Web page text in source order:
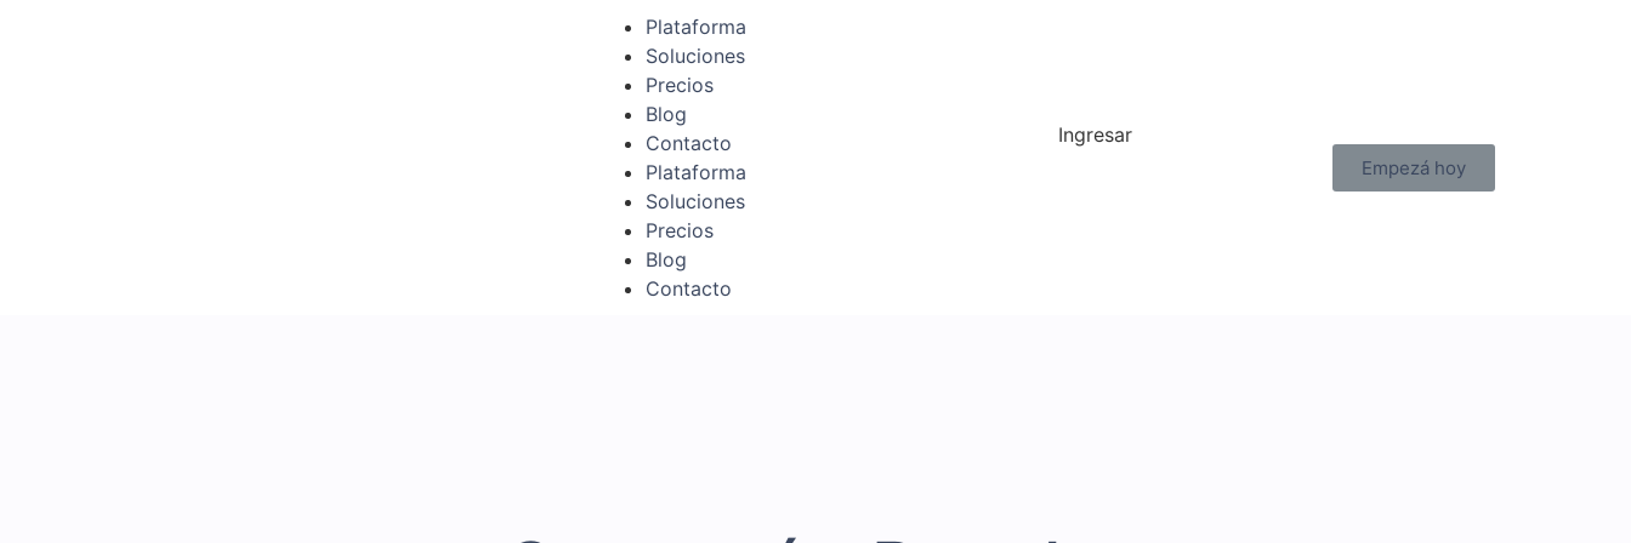
Plataforma
Soluciones
Precios
Blog
Contacto
Plataforma
Soluciones
Precios
Blog
Contacto
Ingresar
Empezá hoy